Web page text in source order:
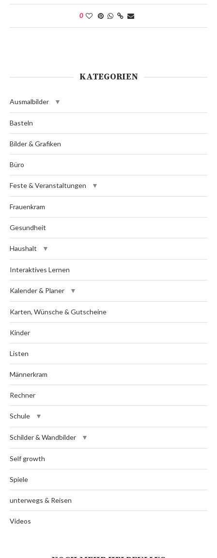
0
KATEGORIEN
Ausmalbilder
Basteln
Bilder & Grafiken
Büro
Feste & Veranstaltungen
Frauenkram
Gesundheit
Haushalt
Interaktives Lernen
Kalender & Planer
Karten, Wünsche & Gutscheine
Kinder
Listen
Männerkram
Rechner
Schule
Schilder & Wandbilder
Self growth
Spiele
unterwegs & Reisen
Videos